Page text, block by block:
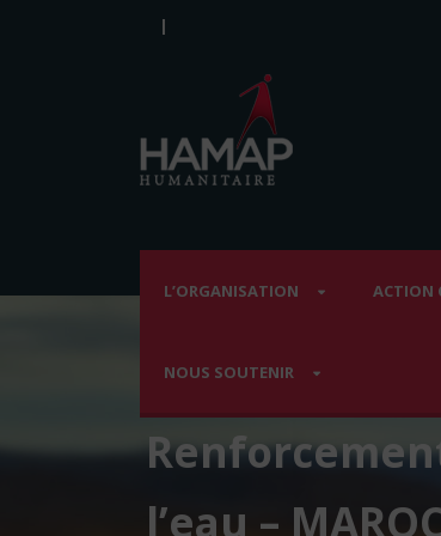
|
L’ORGANISATION ACTION
NOUS SOUTENIR
l’eau –